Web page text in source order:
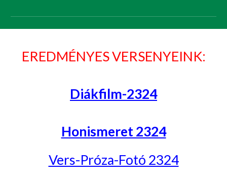
EREDMÉNYES VERSENYEINK:
Diákfilm-2324
Honismeret 2324
Vers-Próza-Fotó 2324